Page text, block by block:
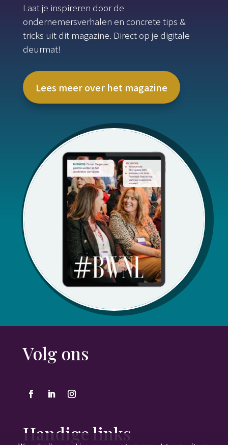
Laat je inspireren door de
ondernemersverhalen en concrete tips &
tricks uit dit magazine. Direct op je digitale
deurmat!
Lees meer over het magazine
Volg ons
Handige links